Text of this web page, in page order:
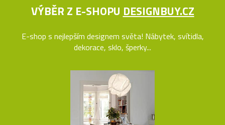
VÝBĚR Z E-SHOPU DESIGNBUY.CZ
E-shop s nejlepším designem světa! Nábytek, svítidla,
dekorace, sklo, šperky...